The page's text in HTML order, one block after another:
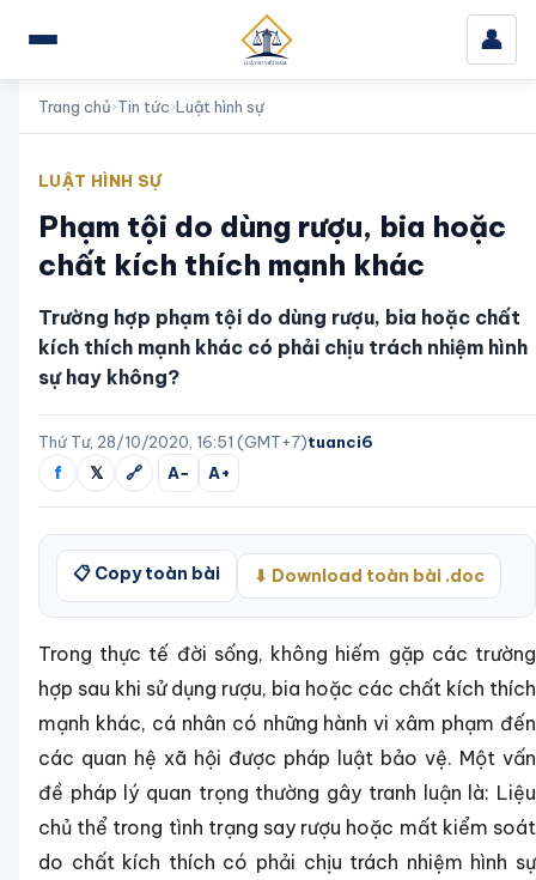
👤
Trang chủ›Tin tức›Luật hình sự
LUẬT HÌNH SỰ
Phạm tội do dùng rượu, bia hoặc
chất kích thích mạnh khác
Trường hợp phạm tội do dùng rượu, bia hoặc chất
kích thích mạnh khác có phải chịu trách nhiệm hình
sự hay không?
Thứ Tư, 28/10/2020, 16:51 (GMT+7)tuanci6
f 𝕏 🔗 A− A+
📋 Copy toàn bài ⬇ Download toàn bài .doc
Trong thực tế đời sống, không hiếm gặp các trường
hợp sau khi sử dụng rượu, bia hoặc các chất kích thích
mạnh khác, cá nhân có những hành vi xâm phạm đến
các quan hệ xã hội được pháp luật bảo vệ. Một vấn
đề pháp lý quan trọng thường gây tranh luận là: Liệu
chủ thể trong tình trạng say rượu hoặc mất kiểm soát
do chất kích thích có phải chịu trách nhiệm hình sự